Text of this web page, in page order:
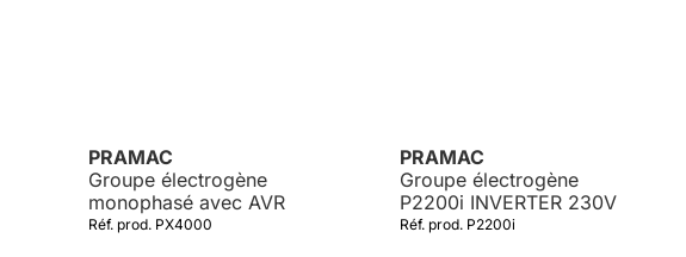
PRAMAC
Groupe électrogène
monophasé avec AVR
Réf. prod. PX4000
PRAMAC
Groupe électrogène
P2200i INVERTER 230V
Réf. prod. P2200i